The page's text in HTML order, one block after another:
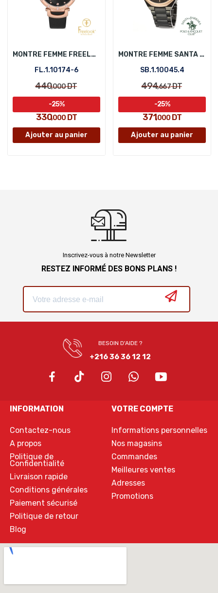
MONTRE FEMME FREELOOK FL.1.10174-6
FL.1.10174-6
440,000DT
330,000 DT
-25%
Ajouter au panier
MONTRE FEMME SANTA BARBARA POLO SB.1.10045.4
SB.1.10045.4
494,667DT
371,000 DT
-25%
Ajouter au panier
Inscrivez-vous à notre Newsletter
RESTEZ INFORMÉ DES BONS PLANS !
BESOIN D'AIDE ?
+216 36 36 12 12
INFORMATION
Contactez-nous
A propos
Politique de
Confidentialité
Livraison rapide
Conditions générales
Paiement sécurisé
Politique de retour
Blog
VOTRE COMPTE
Informations personnelles
Nos magasins
Commandes
Meilleures ventes
Adresses
Promotions